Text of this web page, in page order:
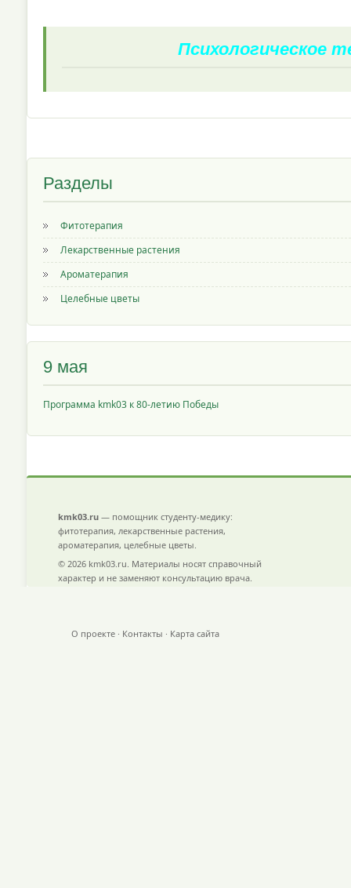
Психологическое
Разделы
Фитотерапия
Лекарственные растения
Ароматерапия
Целебные цветы
9 мая
Программа kmk03 к 80-летию Победы
kmk03.ru — помощник студенту-медику:
фитотерапия, лекарственные растения,
ароматерапия, целебные цветы.
© 2026 kmk03.ru. Материалы носят справочный
характер и не заменяют консультацию врача.
О проекте · Контакты · Карта сайта